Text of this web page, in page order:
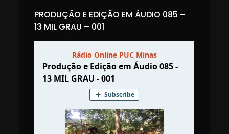
PRODUÇÃO E EDIÇÃO EM ÁUDIO 085 –
13 MIL GRAU – 001